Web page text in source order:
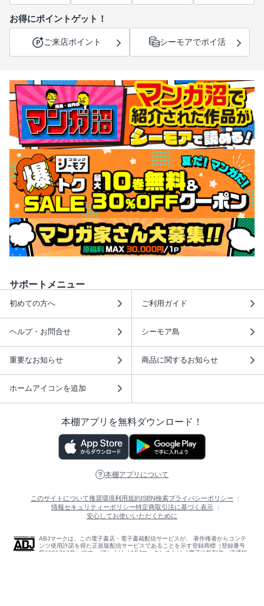
お得にポイントゲット！
ご来店ポイント シーモアでポイ活
サポートメニュー
初めての方へ ご利用ガイド
ヘルプ・お問合せ シーモア島
重要なお知らせ 商品に関するお知らせ
ホームアイコンを追加
本棚アプリを無料ダウンロード！
本棚アプリについて
このサイトについて推奨環境利用規約ISBN検索プライバシーポリシー
情報セキュリティーポリシー特定商取引法に基づく表示
安心してお使いいただくために
ABJマークは、この電子書店・電子書籍配信サービスが、 著作権者からコンテ
ンツ使用許諾を得た正規版配信サービスであることを示す登録商標（登録番号
第6091713号）です。 詳しくは［ABJマーク］または［電子出版制作・流通協